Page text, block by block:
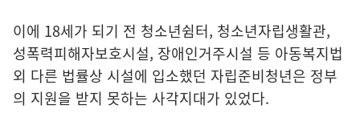
이에 18세가 되기 전 청소년쉼터, 청소년자립생활관,
성폭력피해자보호시설, 장애인거주시설 등 아동복지법
외 다른 법률상 시설에 입소했던 자립준비청년은 정부
의 지원을 받지 못하는 사각지대가 있었다.